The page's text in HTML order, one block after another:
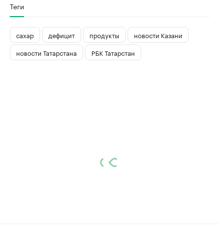
Теги
сахар дефицит продукты
новости Казани
новости Татарстана
РБК Татарстан